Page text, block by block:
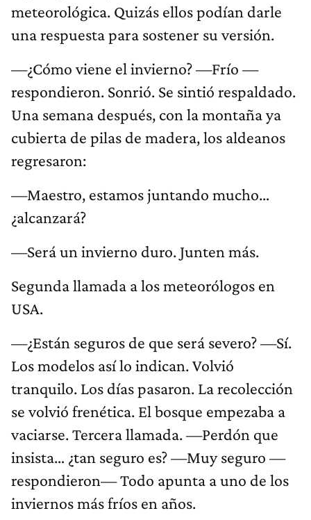
meteorológica. Quizás ellos podían darle
una respuesta para sostener su versión.
—¿Cómo viene el invierno? —Frío —
respondieron. Sonrió. Se sintió respaldado.
Una semana después, con la montaña ya
cubierta de pilas de madera, los aldeanos
regresaron:
—Maestro, estamos juntando mucho…
¿alcanzará?
—Será un invierno duro. Junten más.
Segunda llamada a los meteorólogos en
USA.
—¿Están seguros de que será severo? —Sí.
Los modelos así lo indican. Volvió
tranquilo. Los días pasaron. La recolección
se volvió frenética. El bosque empezaba a
vaciarse. Tercera llamada. —Perdón que
insista… ¿tan seguro es? —Muy seguro —
respondieron— Todo apunta a uno de los
inviernos más fríos en años.